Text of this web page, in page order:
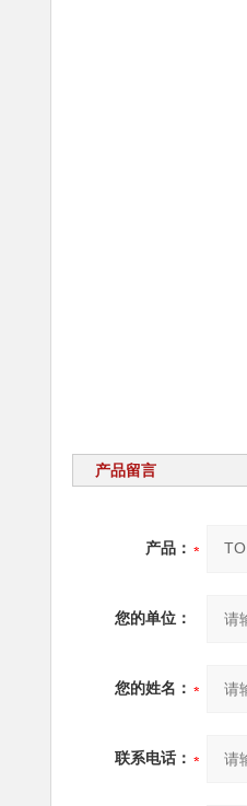
产品留言
产品：
您的单位：
您的姓名：
联系电话：